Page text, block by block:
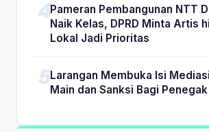
Pameran Pembangunan NTT
Naik Kelas, DPRD Minta Artis
Lokal Jadi Prioritas
Larangan Membuka Isi
Main dan Sanksi Bagi